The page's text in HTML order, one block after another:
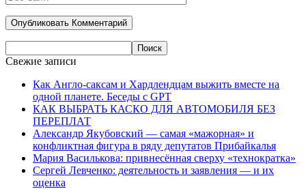
Свежие записи
Как Англо-саксам и Хардлендцам выжить вместе на
одной планете. Беседы с GPT
КАК ВЫБРАТЬ КАСКО ДЛЯ АВТОМОБИЛЯ БЕЗ
ПЕРЕПЛАТ
Александр Якубовский — самая «мажорная» и
конфликтная фигура в ряду депутатов Прибайкалья
Мария Василькова: привнесённая сверху «технократка»
Сергей Левченко: деятельность и заявления — и их
оценка